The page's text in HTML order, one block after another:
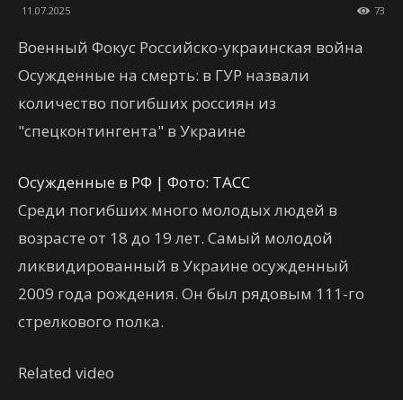
11.07.2025 73
Военный Фокус Российско-украинская война
Осужденные на смерть: в ГУР назвали
количество погибших россиян из
"спецконтингента" в Украине
Осужденные в РФ | Фото: ТАСС
Среди погибших много молодых людей в
возрасте от 18 до 19 лет. Самый молодой
ликвидированный в Украине осужденный
2009 года рождения. Он был рядовым 111-го
стрелкового полка.
Related video